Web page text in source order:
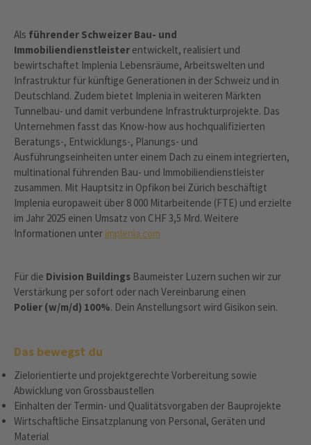
Als führender Schweizer Bau- und
Immobiliendienstleister entwickelt, realisiert und
bewirtschaftet Implenia Lebensräume, Arbeitswelten und
Infrastruktur für künftige Generationen in der Schweiz und in
Deutschland. Zudem bietet Implenia in weiteren Märkten
Tunnelbau- und damit verbundene Infrastrukturprojekte. Das
Unternehmen fasst das Know-how aus hochqualifizierten
Beratungs-, Entwicklungs-, Planungs- und
Ausführungseinheiten unter einem Dach zu einem integrierten,
multinational führenden Bau- und Immobiliendienstleister
zusammen. Mit Hauptsitz in Opfikon bei Zürich beschäftigt
Implenia europaweit über 8 000 Mitarbeitende (FTE) und erzielte
im Jahr 2025 einen Umsatz von CHF 3,5 Mrd. Weitere
Informationen unter implenia.com
Für die Division Buildings Baumeister Luzern suchen wir zur
Verstärkung per sofort oder nach Vereinbarung einen
Polier (w/m/d) 100%. Dein Anstellungsort wird Gisikon sein.
Das bewegst du
Zielorientierte und projektgerechte Vorbereitung sowie
Abwicklung von Grossbaustellen
Einhalten der Termin- und Qualitätsvorgaben der Bauprojekte
Wirtschaftliche Einsatzplanung von Personal, Geräten und
Material